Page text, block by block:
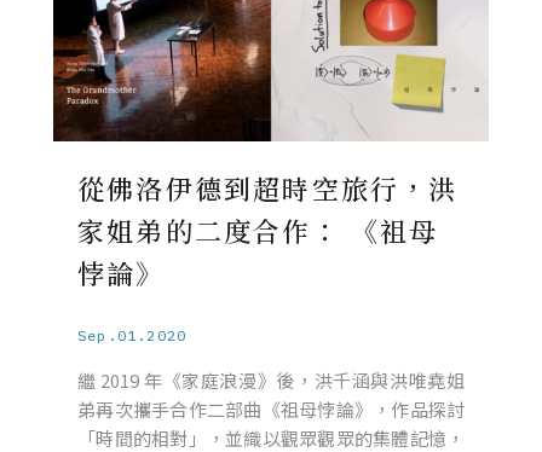
從佛洛伊德到超時空旅行，洪
家姐弟的二度合作： 《祖母
悖論》
Sep.01.2020
繼 2019 年《家庭浪漫》後，洪千涵與洪唯堯姐
弟再次攜手合作二部曲《祖母悖論》，作品探討
「時間的相對」，並織以觀眾觀眾的集體記憶，